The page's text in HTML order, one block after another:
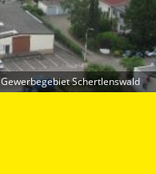
Gewerbegebiet Schertlenswald